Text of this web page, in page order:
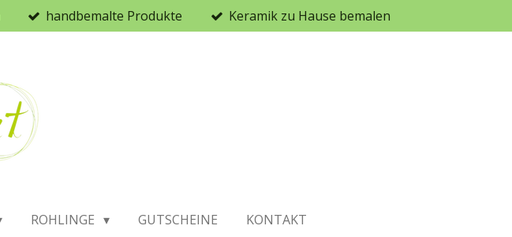
handbemalte Produkte Keramik zu Hause bemalen
ROHLINGE GUTSCHEINE
KONTAKT